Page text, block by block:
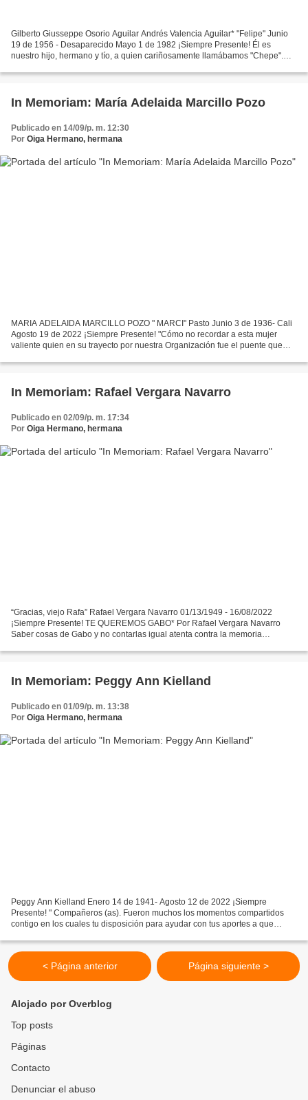
Gilberto Giusseppe Osorio Aguilar Andrés Valencia Aguilar* "Felipe" Junio
19 de 1956 - Desaparecido Mayo 1 de 1982 ¡Siempre Presente! Él es
nuestro hijo, hermano y tío, a quien cariñosamente llamábamos "Chepe".
In Memoriam: María Adelaida Marcillo Pozo
Publicado en 14/09/p. m. 12:30
Por Oiga Hermano, hermana
MARIA ADELAIDA MARCILLO POZO " MARCI" Pasto Junio 3 de 1936- Cali
Agosto 19 de 2022 ¡Siempre Presente! "Cómo no recordar a esta mujer
valiente quien en su trayecto por nuestra Organización fue el puente que
In Memoriam: Rafael Vergara Navarro
Publicado en 02/09/p. m. 17:34
Por Oiga Hermano, hermana
“Gracias, viejo Rafa” Rafael Vergara Navarro 01/13/1949 - 16/08/2022
¡Siempre Presente! TE QUEREMOS GABO* Por Rafael Vergara Navarro
Saber cosas de Gabo y no contarlas igual atenta contra la memoria
In Memoriam: Peggy Ann Kielland
Publicado en 01/09/p. m. 13:38
Por Oiga Hermano, hermana
Peggy Ann Kielland Enero 14 de 1941- Agosto 12 de 2022 ¡Siempre
Presente! " Compañeros (as). Fueron muchos los momentos compartidos
contigo en los cuales tu disposición para ayudar con tus aportes a que
< Página anterior Página siguiente >
Alojado por Overblog
Top posts
Páginas
Contacto
Denunciar el abuso